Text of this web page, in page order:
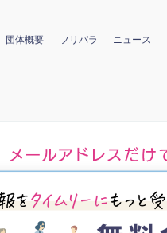
団体概要 フリパラ ニュース